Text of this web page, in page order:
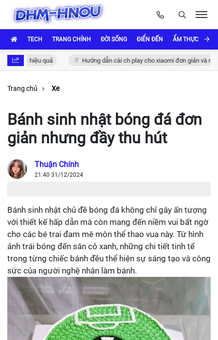
TECH TRANG CHÍNH ĐỜI SỐNG ĐIỂN ĐẾN ẨM THỰC VÀ
hiệu quả Hướng dẫn cài ch play cho xiaomi đơn giản và nhanh
Trang chủ Xe
Bánh sinh nhật bóng đá đơn
giản nhưng đầy thu hút
Thuận Chính
21:40 31/12/2024
Bánh sinh nhật chủ đề bóng đá không chỉ gây ấn tượng
với thiết kế hấp dẫn mà còn mang đến niềm vui bất ngờ
cho các bé trai đam mê môn thể thao vua này. Từ hình
ảnh trái bóng đến sân cỏ xanh, những chi tiết tinh tế
trong từng chiếc bánh đều thể hiện sự sáng tạo và công
sức của người nghệ nhân làm bánh.